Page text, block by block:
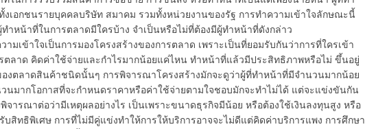
งเอกชนรายบุคคลบริษัท สมาคม รวมทั้งหน่วยงานของรัฐ การทำความเข้าใจลักษณะนี้
ำหน้าที่ในการตลาดมีใครบ้าง จำเป็นหรือไม่ที่ต้องมีผู้ทำหน้าที่ดังกล่าว
ข้าใจเป็นการมองโครงสร้างของการตลาด เพราะเป็นที่ยอมรับกันว่าการที่ใครเข้า
ตลาด คิดค่าใช้จ่ายและกำไรมากน้อยแค่ไหน ทำหน้าที่แล้วมีประสิทธิภาพหรือไม่ ขึ้นอยู่
องตลาดสินค้าชนิดนั้นๆ การพิจารณาโครงสร้างมักจะดูว่าผู้ที่ทำหน้าที่มีจำนวนมากน้อย
นมากโอกาสที่จะกำหนดราคาหรือค่าใช้จ่ายตามใจชอบมักจะทำไม่ได้ แต่จะแข่งขันกัน
จารณาต่อว่ามีเหตุผลอย่างไร เป็นเพราะขนาดธุรกิจมีน้อย หรือต้องใช้เงินลงทุนสูง หรือ
บสิทธิพิเศษ การที่ไม่มีคู่แข่งทำให้การให้บริการอาจจะไม่ดีแต่คิดค่าบริการแพง การศึกษา